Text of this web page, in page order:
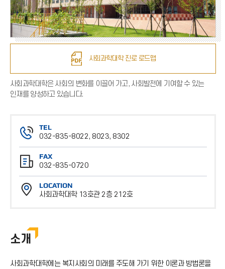
사회과학대학 진로 로드맵
사회과학대학은 사회의 변화를 이끌어 가고, 사회발전에 기여할 수 있는
인재를 양성하고 있습니다.
TEL
032-835-8022, 8023, 8302
전
화
번
호
FAX
032-835-0720
팩
스
번
LOCATION
사회과학대학 13호관 2층 212호
소개
사회과학대학에는 복지사회의 미래를 주도해 가기 위한 이론과 방법론을